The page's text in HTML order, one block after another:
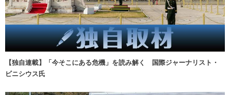
【独自連載】「今そこにある危機」を読み解く 国際ジャーナリスト・
ビニシウス氏